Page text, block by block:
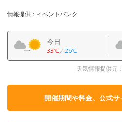
情報提供：イベントバンク
今日
33℃／26℃
天気情報提供元
開催期間や料金、公式サ